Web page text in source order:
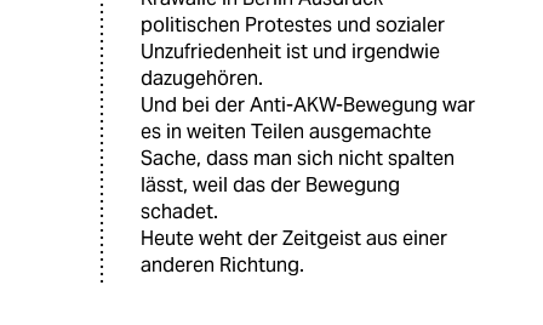
politischen Protestes und sozialer
Unzufriedenheit ist und irgendwie
dazugehören.
Und bei der Anti-AKW-Bewegung war
es in weiten Teilen ausgemachte
Sache, dass man sich nicht spalten
lässt, weil das der Bewegung
schadet.
Heute weht der Zeitgeist aus einer
anderen Richtung.